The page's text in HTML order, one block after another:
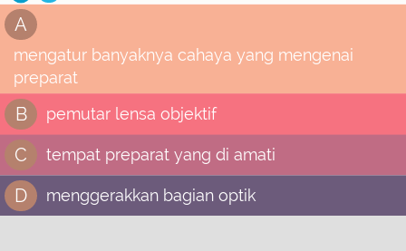
A
mengatur banyaknya cahaya yang mengenai
preparat
B pemutar lensa objektif
C tempat preparat yang di amati
D menggerakkan bagian optik